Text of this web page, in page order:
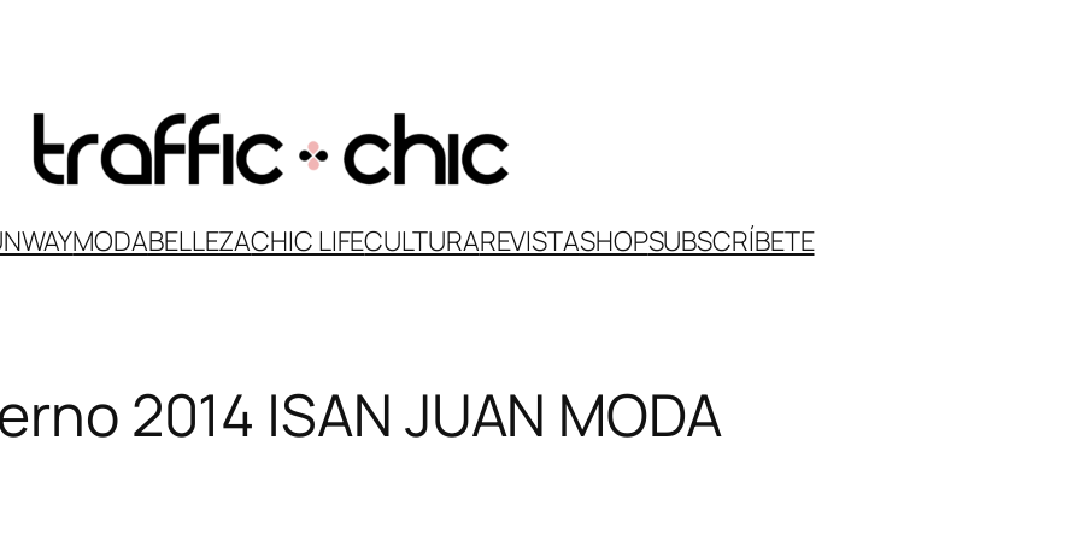
MODABELLEZACHIC LIFECULTURAREVISTASHOPSUBSCRÍBETE
2014 |SAN JUAN MODA